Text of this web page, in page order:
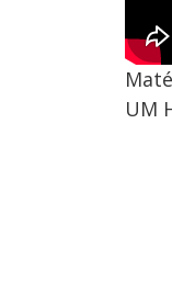
UM